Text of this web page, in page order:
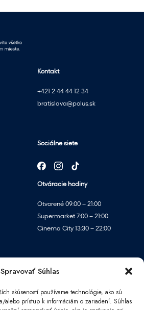
Spravovať Súhlas
skúseností používame technológie, ako sú
alebo prístup k informáciám o zariadení. Súhlas
Kontakt
+421 2 44 44 12 34
bratislava@polus.sk
Sociálne siete
Otváracie hodiny
Otvorené 09:00 – 21:00
Supermarket 7:00 – 21:00
Cinema City 13:30 – 22:00